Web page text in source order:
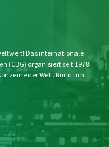
Das internationale
(CBG) organisiert seit 1978
der Welt. Rund um